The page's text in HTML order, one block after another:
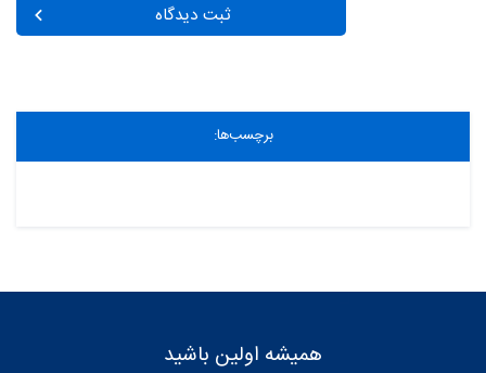
ثبت دیدگاه
برچسب‌ها:
همیشه اولین باشید